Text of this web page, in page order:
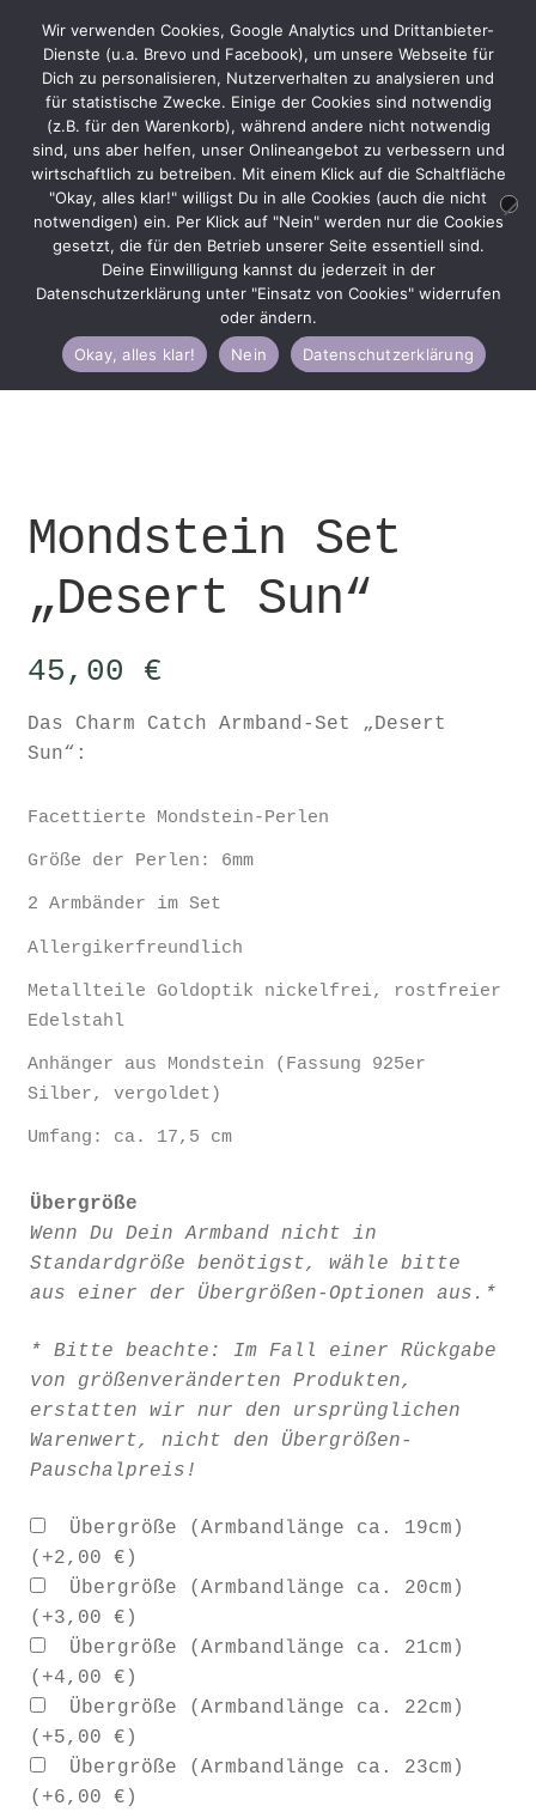
Zur
Navigation
springen
Zum
Inhalt
springen
Menü
Damen Armbänder Armband Sets
Mondstein
Mondstein Set
„Desert Sun“
45,00 €
Das Charm Catch Armband-Set „Desert
Sun“:
Facettierte Mondstein-Perlen
Größe der Perlen: 6mm
2 Armbänder im Set
Allergikerfreundlich
Metallteile Goldoptik nickelfrei, rostfreier
Edelstahl
Anhänger aus Mondstein (Fassung 925er
Silber, vergoldet)
Umfang: ca. 17,5 cm
Übergröße
Wenn Du Dein Armband nicht in
Standardgröße benötigst, wähle bitte
aus einer der Übergrößen-Optionen aus.*
* Bitte beachte: Im Fall einer Rückgabe
von größenveränderten Produkten,
erstatten wir nur den ursprünglichen
Warenwert, nicht den Übergrößen-
Pauschalpreis!
Übergröße (Armbandlänge ca. 19cm)
(+2,00 € )
Übergröße (Armbandlänge ca. 20cm)
(+3,00 € )
Übergröße (Armbandlänge ca. 21cm)
(+4,00 € )
Übergröße (Armbandlänge ca. 22cm)
(+5,00 € )
Übergröße (Armbandlänge ca. 23cm)
(+6,00 € )
Wir verwenden Cookies, Google Analytics und Drittanbieter-
Dienste (u.a. Brevo und Facebook), um unsere Webseite für
Dich zu personalisieren, Nutzerverhalten zu analysieren und
für statistische Zwecke. Einige der Cookies sind notwendig
(z.B. für den Warenkorb), während andere nicht notwendig
sind, uns aber helfen, unser Onlineangebot zu verbessern und
wirtschaftlich zu betreiben. Mit einem Klick auf die Schaltfläche
"Okay, alles klar!" willigst Du in alle Cookies (auch die nicht
notwendigen) ein. Per Klick auf "Nein" werden nur die Cookies
gesetzt, die für den Betrieb unserer Seite essentiell sind.
Deine Einwilligung kannst du jederzeit in der
Datenschutzerklärung unter "Einsatz von Cookies" widerrufen
oder ändern.
Okay, alles klar!
Nein Datenschutzerklärung